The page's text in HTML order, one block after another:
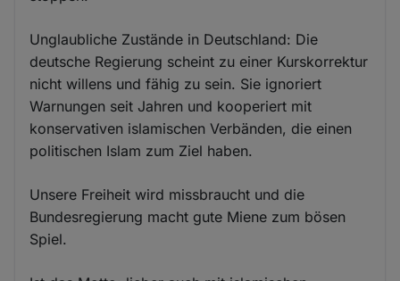
Unglaubliche Zustände in Deutschland: Die
deutsche Regierung scheint zu einer Kurskorrektur
nicht willens und fähig zu sein. Sie ignoriert
Warnungen seit Jahren und kooperiert mit
konservativen islamischen Verbänden, die einen
politischen Islam zum Ziel haben.
Unsere Freiheit wird missbraucht und die
Bundesregierung macht gute Miene zum bösen
Spiel.